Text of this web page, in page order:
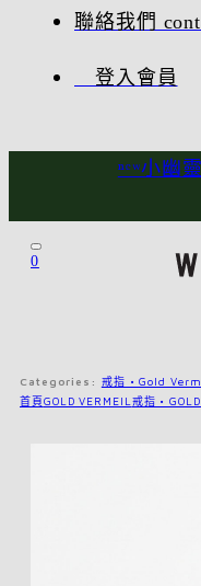
聯絡我們
登入會員
ⁿᵉʷ小幽
0
Categories: 戒指 • Gold
首頁GOLD VERMEIL 戒指 •